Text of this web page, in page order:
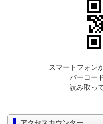
スマートフォン
バーコー
読み取っ